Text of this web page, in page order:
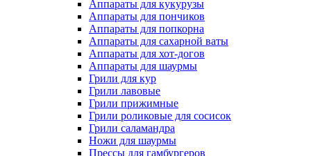
Аппараты для кукурузы
Аппараты для пончиков
Аппараты для попкорна
Аппараты для сахарной ваты
Аппараты для хот-догов
Аппараты для шаурмы
Грили для кур
Грили лавовые
Грили прижимные
Грили роликовые для сосисок
Грили саламандра
Ножи для шаурмы
Прессы для гамбургеров